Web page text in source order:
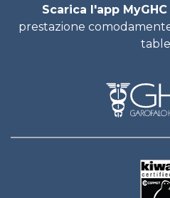
Scarica l'app MyGHC
prestazione